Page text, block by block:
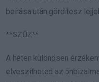
beírása után gördítesz
**SZŰZ**
A héten különösen
elveszítheted az